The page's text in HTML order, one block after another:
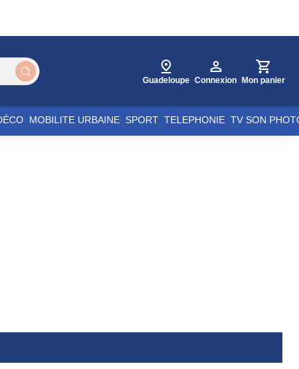
Guadeloupe Connexion Mon panier
MOBILITE URBAINE SPORT TELEPHONIE TV SON